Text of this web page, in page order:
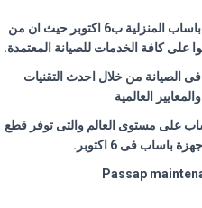
اهلا ومرحبا بكم فى مركز صيانة اجهزة باساب المنزلية ب6 اكتوبر حيث ان من
المختصين فى الصيانة من خلال احدث التقنيات
العالمية
على مستوى العالم والتى توفر قطع
باساب فى 6 اكتوبر.
Passap